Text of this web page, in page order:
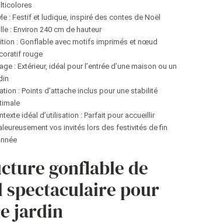
: Festif et ludique, inspiré des contes de Noël
: Environ 240 cm de hauteur
: Gonflable avec motifs imprimés et nœud
rouge
: Extérieur, idéal pour l’entrée d’une maison ou un
: Points d’attache inclus pour une stabilité
idéal d’utilisation : Parfait pour accueillir
vos invités lors des festivités de fin
gonflable de
spectaculaire pour
jardin